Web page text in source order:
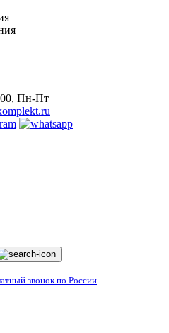
Пн-Пт
звонок по России